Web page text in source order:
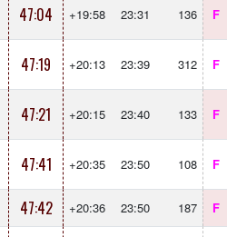
47:04 +19:58 23:31 136 F
47:19 +20:13 23:39 312 F
47:21 +20:15 23:40 133 F
47:41 +20:35 23:50 108 F
47:42 +20:36 23:50 187 F